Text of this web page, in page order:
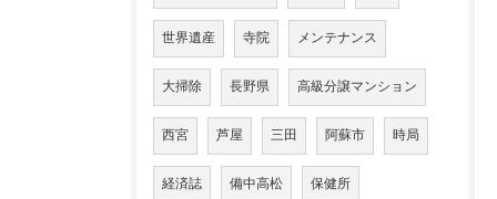
世界遺産 寺院 メンテナンス
大掃除 長野県 高級分譲マンション
西宮 芦屋 三田 阿蘇市 時局
経済誌 備中高松 保健所